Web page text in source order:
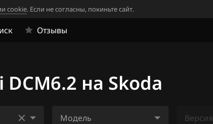
cookie. Если не согласны, покиньте сайт.
Отзывы
на Skoda
Модель
Версия